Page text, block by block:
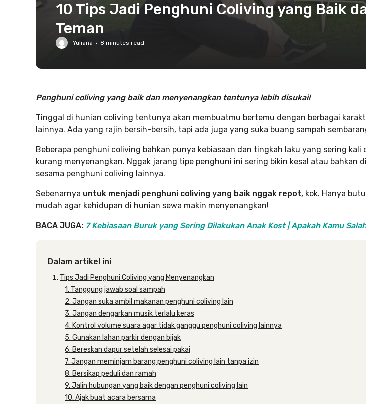
10 Tips Jadi Penghuni Coliving yang Baik
Teman
Yuliana · 8 minutes read
Penghuni coliving yang baik dan menyenangkan tentunya lebih disukai!
Tinggal di hunian coliving tentunya akan membuatmu bertemu dengan berbagai
lainnya. Ada yang rajin bersih-bersih, tapi ada juga yang suka buang sampah
Beberapa penghuni coliving bahkan punya kebiasaan dan tingkah laku yang sering kali
kurang menyenangkan. Nggak jarang tipe penghuni ini sering bikin kesal atau bahkan
sesama penghuni coliving lainnya.
Sebenarnya untuk menjadi penghuni coliving yang baik nggak repot, kok. Hanya
mudah agar kehidupan di hunian sewa makin menyenangkan!
BACA JUGA: 7 Kebiasaan Buruk yang Sering Dilakukan Anak Kost | Apakah Kamu
Dalam artikel ini
Tips Jadi Penghuni Coliving yang Menyenangkan
1. Tanggung jawab soal sampah
2. Jangan suka ambil makanan penghuni coliving lain
3. Jangan dengarkan musik terlalu keras
4. Kontrol volume suara agar tidak ganggu penghuni coliving lainnya
5. Gunakan lahan parkir dengan bijak
6. Bereskan dapur setelah selesai pakai
7. Jangan meminjam barang penghuni coliving lain tanpa izin
8. Bersikap peduli dan ramah
9. Jalin hubungan yang baik dengan penghuni coliving lain
10. Ajak buat acara bersama